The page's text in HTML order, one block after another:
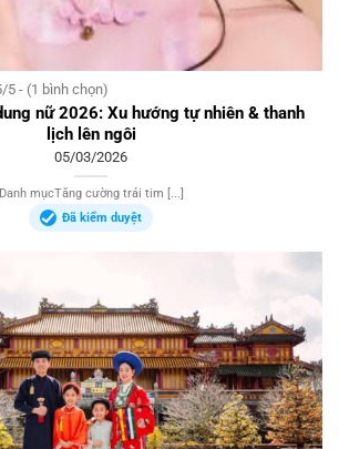
5 - (1 bình chọn)
nữ 2026: Xu hướng tự nhiên & thanh
lịch lên ngôi
05/03/2026
Danh mụcTăng cường trái tim [...]
Đã kiểm duyệt